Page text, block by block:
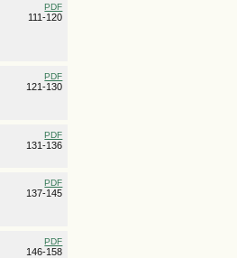
PDF
111-120
PDF
121-130
PDF
131-136
PDF
137-145
PDF
146-158